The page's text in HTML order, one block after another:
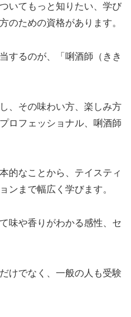
いてもっと知りたい、学び
のための資格があります。
するのが、「唎酒師（きき
、その味わい方、楽しみ方
ロフェッショナル、唎酒師
的なことから、テイスティ
ンまで幅広く学びます。
味や香りがわかる感性、セ
けでなく、一般の人も受験